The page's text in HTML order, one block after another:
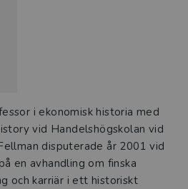
i ekonomisk historia med
vid Handelshögskolan vid
disputerade år 2001 vid
en avhandling om finska
och karriär i ett historiskt